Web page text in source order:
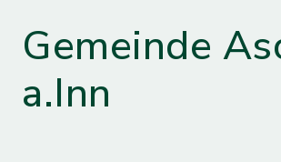
Gemeinde
a.Inn